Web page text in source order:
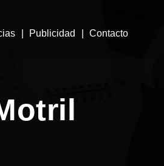
Publicidad Contacto